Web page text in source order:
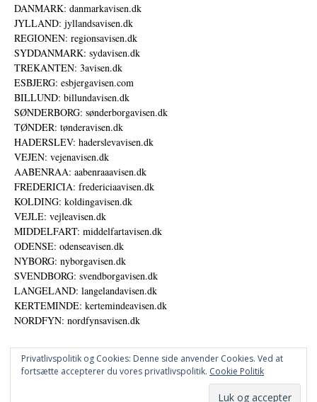
DANMARK: danmarkavisen.dk
JYLLAND: jyllandsavisen.dk
REGIONEN: regionsavisen.dk
SYDDANMARK: sydavisen.dk
TREKANTEN: 3avisen.dk
ESBJERG: esbjergavisen.com
BILLUND: billundavisen.dk
SØNDERBORG: sønderborgavisen.dk
TØNDER: tønderavisen.dk
HADERSLEV: haderslevavisen.dk
VEJEN: vejenavisen.dk
AABENRAA: aabenraaavisen.dk
FREDERICIA: fredericiaavisen.dk
KOLDING: koldingavisen.dk
VEJLE: vejleavisen.dk
MIDDELFART: middelfartavisen.dk
ODENSE: odenseavisen.dk
NYBORG: nyborgavisen.dk
SVENDBORG: svendborgavisen.dk
LANGELAND: langelandavisen.dk
KERTEMINDE: kertemindeavisen.dk
NORDFYN: nordfynsavisen.dk
Privatlivspolitik og Cookies: Denne side anvender Cookies. Ved at
fortsætte accepterer du vores privatlivspolitik. Cookie Politik